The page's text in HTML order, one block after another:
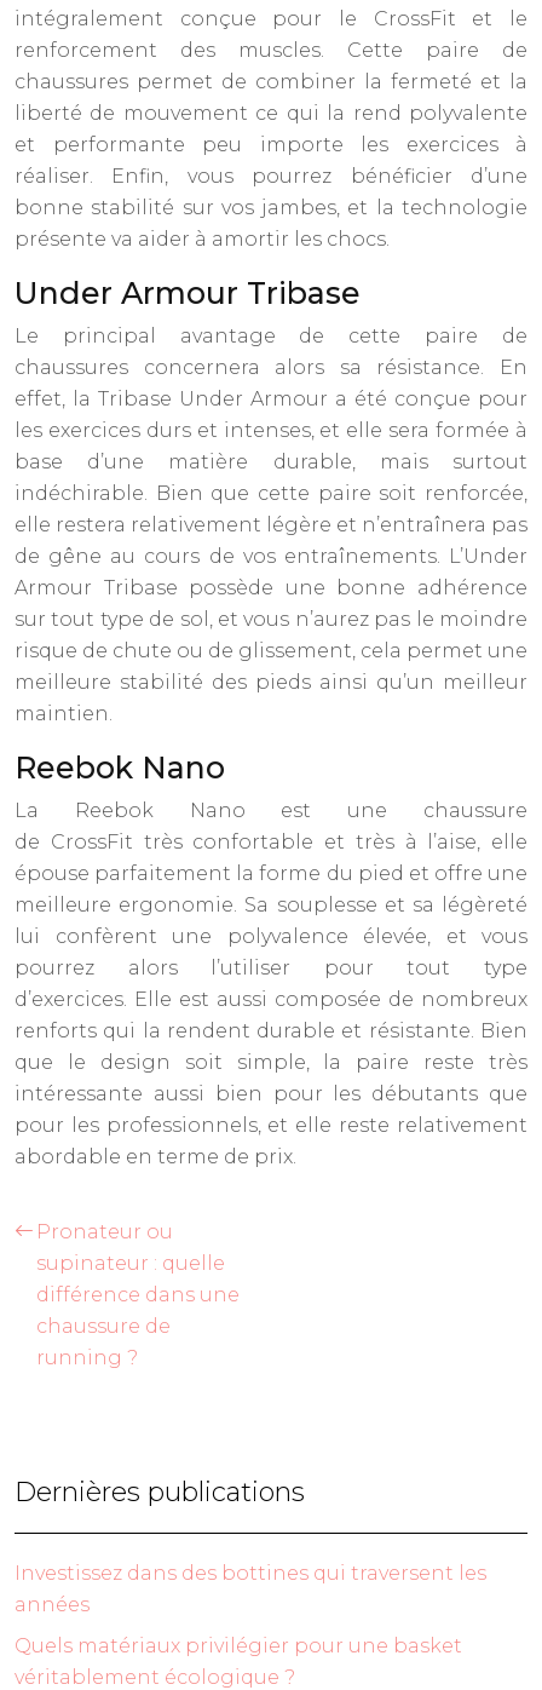
intégralement conçue pour le CrossFit et le
renforcement des muscles. Cette paire de
chaussures permet de combiner la fermeté et la
liberté de mouvement ce qui la rend polyvalente
et performante peu importe les exercices à
réaliser. Enfin, vous pourrez bénéficier d’une
bonne stabilité sur vos jambes, et la technologie
présente va aider à amortir les chocs.
Under Armour Tribase
Le principal avantage de cette paire de
chaussures concernera alors sa résistance. En
effet, la Tribase Under Armour a été conçue pour
les exercices durs et intenses, et elle sera formée à
base d’une matière durable, mais surtout
indéchirable. Bien que cette paire soit renforcée,
elle restera relativement légère et n’entraînera pas
de gêne au cours de vos entraînements. L’Under
Armour Tribase possède une bonne adhérence
sur tout type de sol, et vous n’aurez pas le moindre
risque de chute ou de glissement, cela permet une
meilleure stabilité des pieds ainsi qu’un meilleur
maintien.
Reebok Nano
La Reebok Nano est une chaussure
de CrossFit très confortable et très à l’aise, elle
épouse parfaitement la forme du pied et offre une
meilleure ergonomie. Sa souplesse et sa légèreté
lui confèrent une polyvalence élevée, et vous
pourrez alors l’utiliser pour tout type
d’exercices. Elle est aussi composée de nombreux
renforts qui la rendent durable et résistante. Bien
que le design soit simple, la paire reste très
intéressante aussi bien pour les débutants que
pour les professionnels, et elle reste relativement
abordable en terme de prix.
Pronateur ou
supinateur : quelle
différence dans une
chaussure de
running ?
Dernières publications
Investissez dans des bottines qui traversent les
années
Quels matériaux privilégier pour une basket
véritablement écologique ?